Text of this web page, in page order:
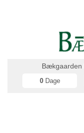
Bækgaarden
0 Dage